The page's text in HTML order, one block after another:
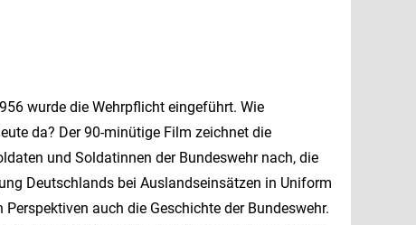
wurde die Wehrpflicht eingeführt. Wie
da? Der 90-minütige Film zeichnet die
und Soldatinnen der Bundeswehr nach, die
Deutschlands bei Auslandseinsätzen in Uniform
auch die Geschichte der Bundeswehr.